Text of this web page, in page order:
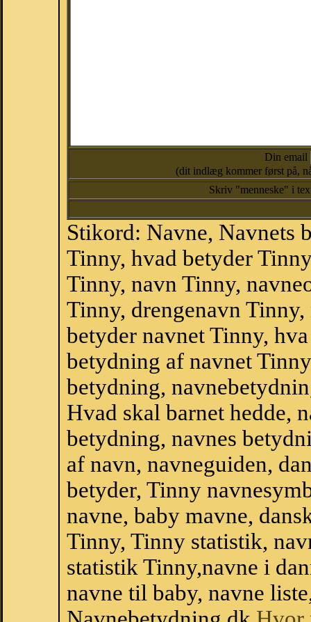
Din email
(dit indlæg kommer først på,
Skriv "menneske" i
Stikord: Navne, Navnets
Tinny, hvad betyder
Tinny, navn Tinny,
Tinny, drengenavn
betyder navnet Tinny,
betydning af navnet
betydning,
Hvad skal barnet hedde,
betydning, navnes
af navn, navneguiden,
betyder, Tinny
navne, baby mavne,
Tinny, Tinny statistik,
statistik Tinny,navne i
navne til baby, navne